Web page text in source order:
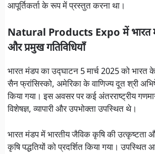
आपूर्तिकर्ता के रूप में प्रस्तुत करना था।
Natural Products Expo में भारत
और प्रमुख गतिविधियाँ
भारत मंडप का उद्घाटन 5 मार्च 2025 को भारत के
सैन फ्रांसिस्को, अमेरिका के वाणिज्य दूत श्री
किया गया। इस अवसर पर कई अंतरराष्ट्रीय
विशेषज्ञ, व्यापारी और उपभोक्ता उपस्थित थे।
भारत मंडप में भारतीय जैविक कृषि की उत्कृष्टता
कृषि पद्धतियों को प्रदर्शित किया गया।